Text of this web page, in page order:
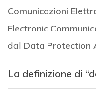
Comunicazioni
Electronic
dal Data Protection
La definizione di